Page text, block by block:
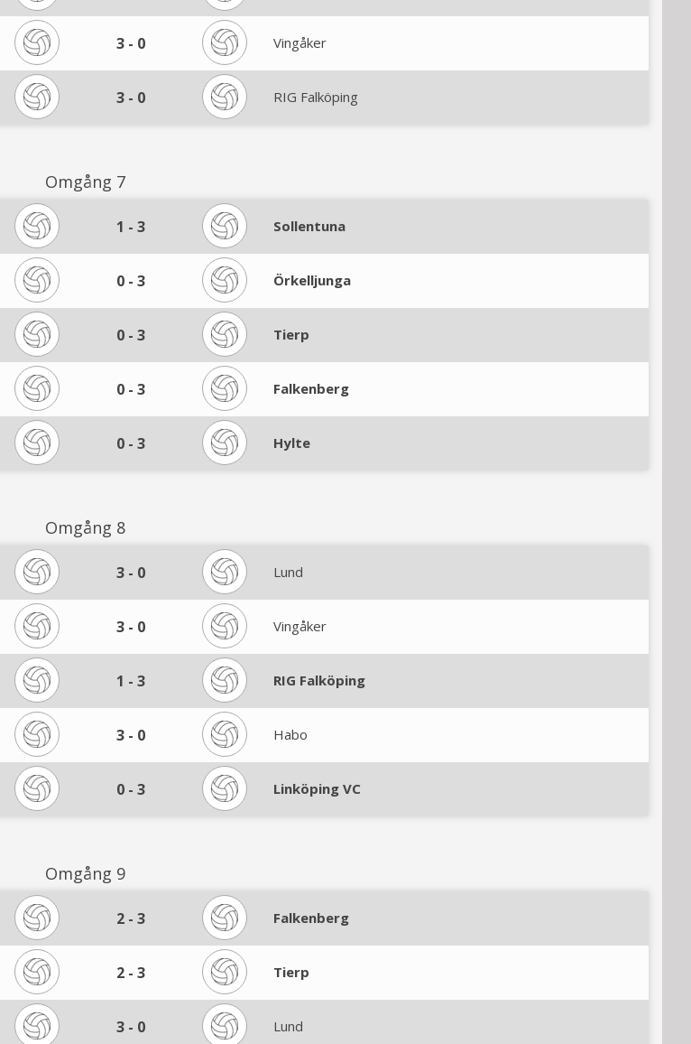
3 - 0 Vingåker
3 - 0 RIG Falköping
Omgång 7
1 - 3 Sollentuna
0 - 3 Örkelljunga
0 - 3 Tierp
0 - 3 Falkenberg
0 - 3 Hylte
Omgång 8
3 - 0 Lund
3 - 0 Vingåker
1 - 3 RIG Falköping
3 - 0 Habo
0 - 3 Linköping VC
Omgång 9
2 - 3 Falkenberg
2 - 3 Tierp
3 - 0 Lund